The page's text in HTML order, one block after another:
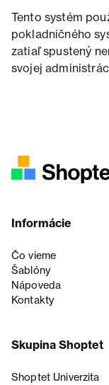
Tento systém
pokladničného
zatiaľ spustený
svojej
Informácie
Čo vieme
Šablóny
Nápoveda
Kontakty
Skupina Shoptet
Shoptet Univerzita